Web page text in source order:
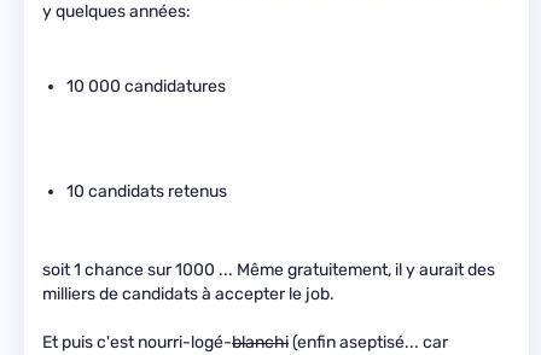
y quelques années:
10 000 candidatures
10 candidats retenus
soit 1 chance sur 1000 ... Même gratuitement, il y aurait des
milliers de candidats à accepter le job.
Et puis c'est nourri-logé-blanchi(enfin aseptisé... car